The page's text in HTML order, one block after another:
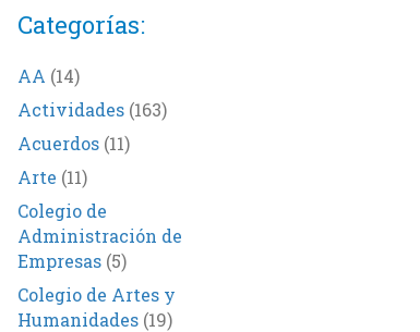
Categorías:
AA (14)
Actividades(163)
Acuerdos(11)
Arte (11)
Colegio de
Administración de
Empresas(5)
Colegio de Artes y
Humanidades(19)